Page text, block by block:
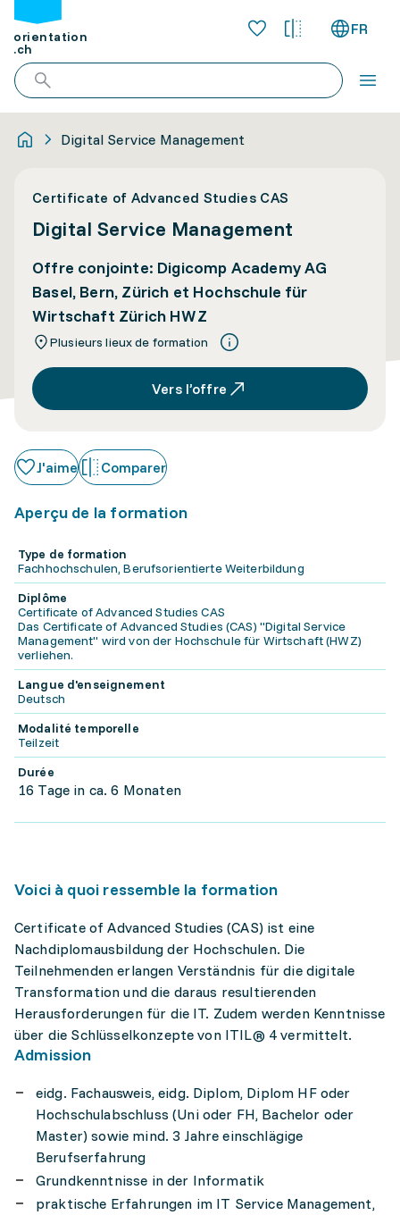
orientation
.ch
FR
Digital Service Management
Certificate of Advanced Studies CAS
Digital Service Management
Offre conjointe: Digicomp Academy AG
Basel, Bern, Zürich et Hochschule für
Wirtschaft Zürich HWZ
Plusieurs lieux de formation
Vers l’offre
J'aime Comparer
Aperçu de la formation
Type de formation
Fachhochschulen, Berufsorientierte Weiterbildung
Diplôme
Certificate of Advanced Studies CAS
Das Certificate of Advanced Studies (CAS) "Digital Service
Management" wird von der Hochschule für Wirtschaft (HWZ)
verliehen.
Langue d'enseignement
Deutsch
Modalité temporelle
Teilzeit
Durée
16 Tage in ca. 6 Monaten
Voici à quoi ressemble la formation
Certificate of Advanced Studies (CAS) ist eine
Nachdiplomausbildung der Hochschulen. Die
Teilnehmenden erlangen Verständnis für die digitale
Transformation und die daraus resultierenden
Herausforderungen für die IT. Zudem werden Kenntnisse
über die Schlüsselkonzepte von ITIL® 4 vermittelt.
Admission
eidg. Fachausweis, eidg. Diplom, Diplom HF oder
Hochschulabschluss (Uni oder FH, Bachelor oder
Master) sowie mind. 3 Jahre einschlägige
Berufserfahrung
Grundkenntnisse in der Informatik
praktische Erfahrungen im IT Service Management,